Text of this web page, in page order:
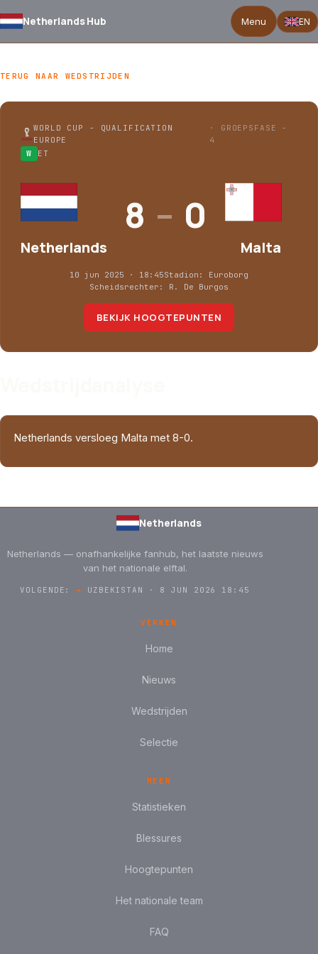
Netherlands Hub Menu EN
Netherlands 8–0 Malta
TERUG NAAR WEDSTRIJDEN
WORLD CUP - QUALIFICATION
EUROPE
· GROEPSFASE -
4
W
ET
Netherlands
8 – 0
Malta
10 jun 2025 · 18:45Stadion: Euroborg
Scheidsrechter: R. De Burgos
BEKIJK HOOGTEPUNTEN
Netherlands versloeg Malta met 8-0.
Netherlands
Netherlands — onafhankelijke fanhub, het laatste nieuws
van het nationale elftal.
VOLGENDE:→ UZBEKISTAN · 8 JUN 2026 18:45
VERKEN
Home
Nieuws
Wedstrijden
Selectie
MEER
Statistieken
Blessures
Hoogtepunten
Het nationale team
FAQ